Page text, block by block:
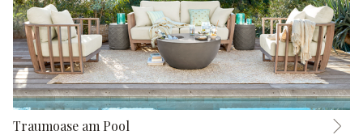
Traumoase am Pool